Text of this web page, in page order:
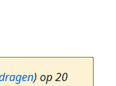
) op 20